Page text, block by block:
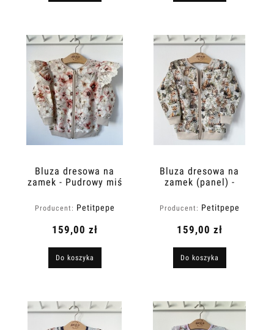
Bluza dresowa na
zamek - Pudrowy miś
Producent: Petitpepe
159,00 zł
Do koszyka
Bluza dresowa na
zamek (panel) -
Producent: Petitpepe
159,00 zł
Do koszyka